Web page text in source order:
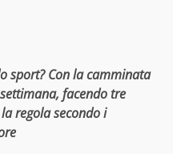
sport? Con la camminata
facendo tre
regola secondo i